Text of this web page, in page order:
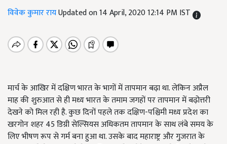
विवेक कुमार रायUpdated on 14 April, 2020 12:14 PM IST
मार्च के आखिर में दक्षिण भारत के भागों में तापमान बढ़ा था. लेकिन अप्रैल
माह की शुरुआत से ही मध्य भारत के तमाम जगहों पर तापमान में बढ़ोत्तरी
देखने को मिल रही है. कुछ दिनों पहले तक दक्षिण-पश्चिमी मध्य प्रदेश का
खरगोन शहर 45 डिग्री सेल्सियस अधिकतम तापमान के साथ लंबे समय के
लिए भीषण रूप से गर्म बना हुआ था. उसके बाद महाराष्ट्र और गुजरात के